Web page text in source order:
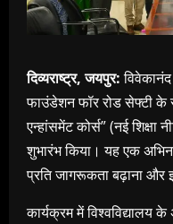
दिव्यराष्ट्र, जयपुर:
फाउंडेशन फॉर रोड सेफ्टी के
एन्हांसमेंट कोर्स” (नई
शुभारंभ किया। यह एक
प्रति जागरूकता बढ़ाना और
कार्यक्रम में विश्वविद्यालय